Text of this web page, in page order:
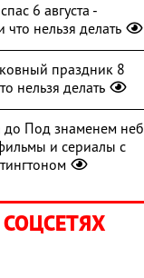
6 августа -
что нельзя делать
праздник 8
нельзя делать
до Под знаменем
и сериалы с